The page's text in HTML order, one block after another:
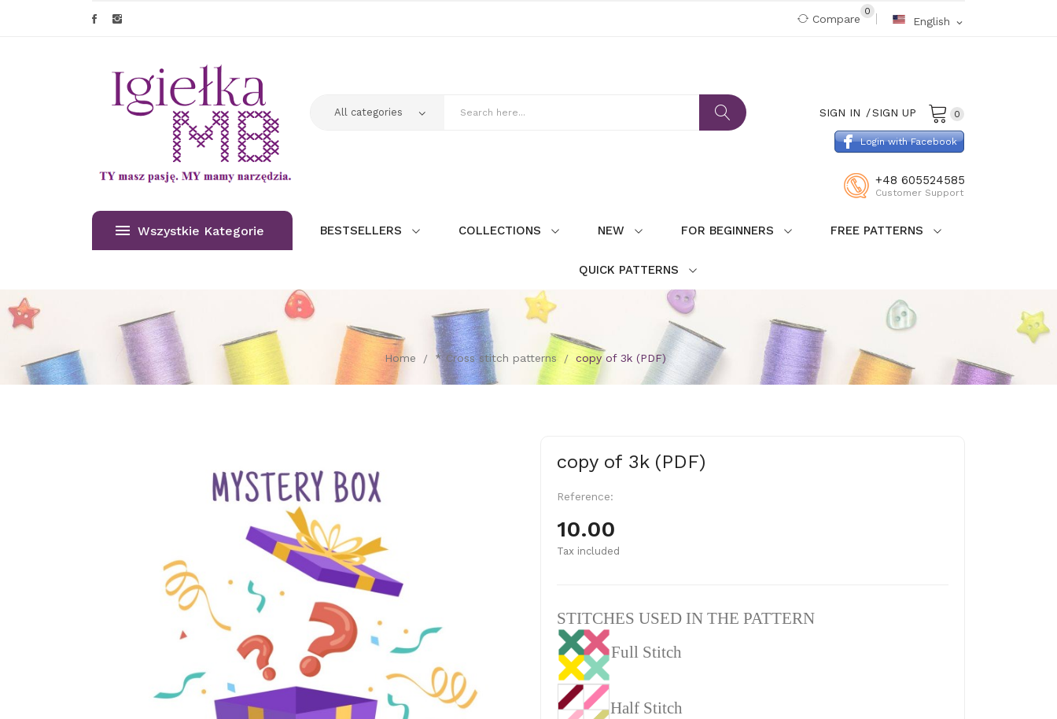
English expand_more
Compare
0
0
SIGN IN SIGN UP
+48 605524585
Customer Support
Login with Facebook
Wszystkie Kategorie BESTSELLERS COLLECTIONS NEW FOR BEGINNERS FREE PATTERNS
QUICK PATTERNS
Home * Cross stitch patterns copy of 3k (PDF)
copy of 3k (PDF)
Reference:
10.00
Tax included
STITCHES USED IN THE PATTERN
Full Stitch
Half Stitch